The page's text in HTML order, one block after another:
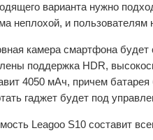
варианта нужно
неплохой, и пользователям
камера смартфона
поддержка HDR,
4050 мАч, причем
гаджет будет под
Leagoo S10 составит